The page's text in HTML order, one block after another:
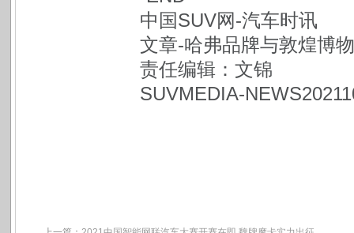
中国SUV网-汽车时讯
文章-哈弗品牌与敦煌博
责任编辑：文锦
SUVMEDIA-